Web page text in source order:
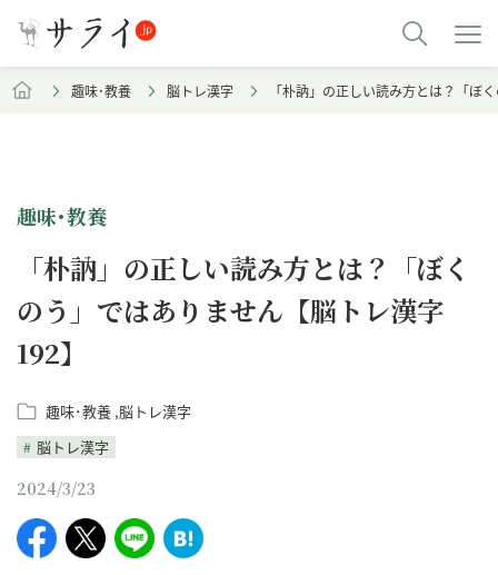
趣味･教養 脳トレ漢字 「朴訥」の正しい読み方とは？「ぼ
趣味･教養
「朴訥」の正しい読み方とは？「ぼく
のう」ではありません【脳トレ漢字
192】
趣味･教養 脳トレ漢字
脳トレ漢字
2024/3/23